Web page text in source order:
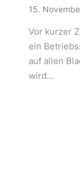
15.
Vor kurzer
ein
auf allen
wird...